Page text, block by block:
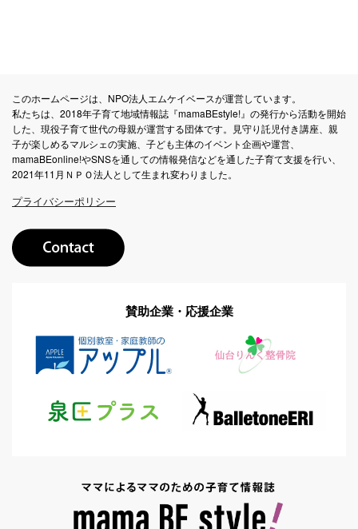
このホームページは、NPO法人エムケイベースが運営しています。
私たちは、2018年子育て地域情報誌『mamaBEstyle!』の発行から活動を開始
した、現役子育て世代の母親が運営する団体です。見守り託児付き講座、親
子が楽しめるマルシェの実施、子ども主体のイベント企画や運営、
mamaBEonline!やSNSを通しての情報発信などを通した子育て支援を行い、
2021年11月ＮＰＯ法人として生まれ変わりました。
プライバシーポリシー
賛助企業・応援企業